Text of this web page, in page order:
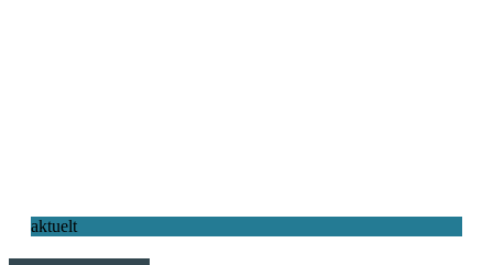
aktuelt